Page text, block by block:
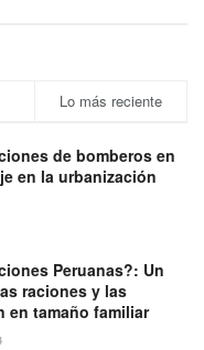
Lo más reciente
de bomberos en
en la urbanización
Peruanas?: Un
raciones y las
en tamaño familiar